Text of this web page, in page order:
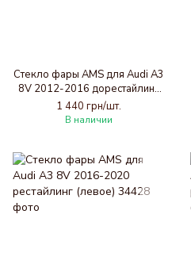
Стекло фары AMS для Audi A3
8V 2012-2016 дорестайлинг
(левое)
1 440 грн/шт.
В наличии